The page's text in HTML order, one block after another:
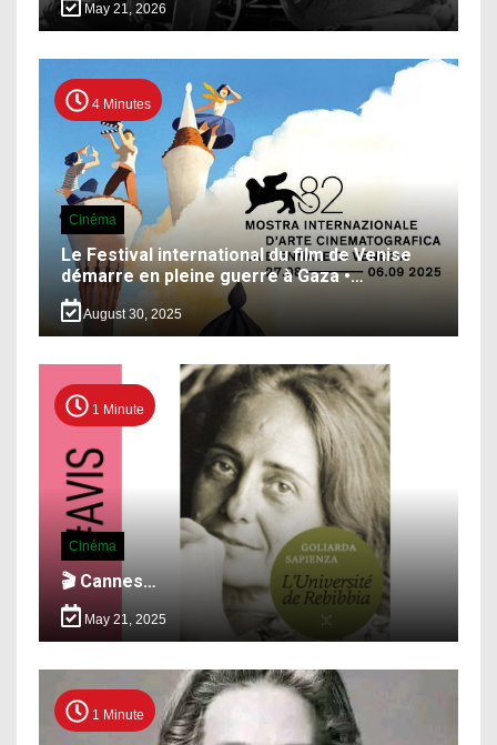
May 21, 2026
4 Minutes
Cinéma
Le Festival international du film de Venise
démarre en pleine guerre à Gaza •…
August 30, 2025
1 Minute
Cinéma
🎬 Cannes…
May 21, 2025
1 Minute